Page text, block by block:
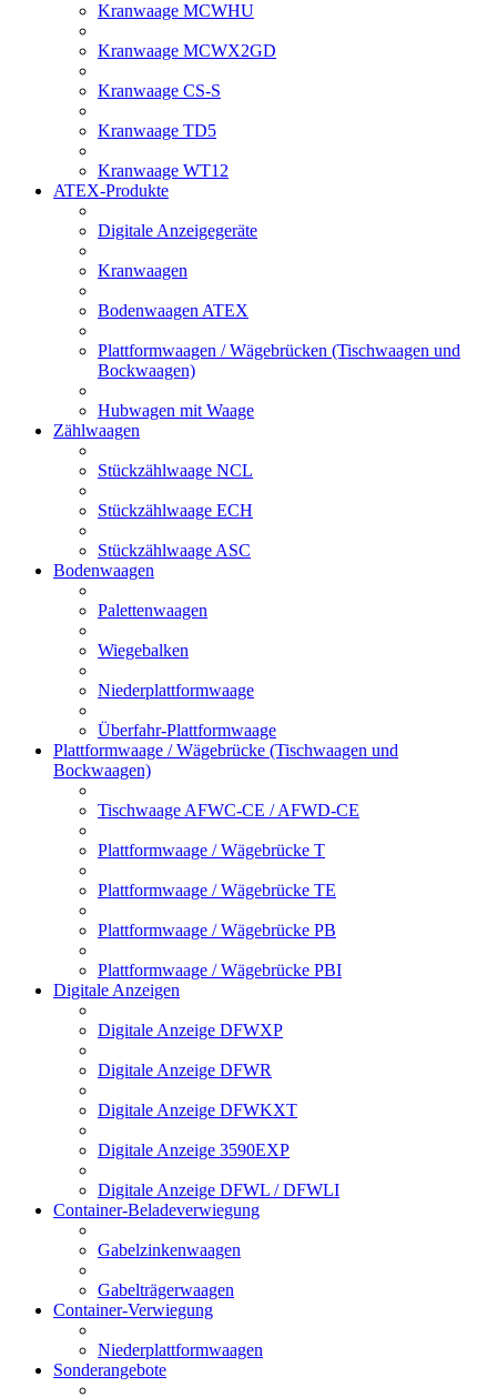
Kranwaage MCWHU
Kranwaage MCWX2GD
Kranwaage CS-S
Kranwaage TD5
Kranwaage WT12
ATEX-Produkte
Digitale Anzeigegeräte
Kranwaagen
Bodenwaagen ATEX
Plattformwaagen / Wägebrücken (Tischwaagen und
Bockwaagen)
Hubwagen mit Waage
Zählwaagen
Stückzählwaage NCL
Stückzählwaage ECH
Stückzählwaage ASC
Bodenwaagen
Palettenwaagen
Wiegebalken
Niederplattformwaage
Überfahr-Plattformwaage
Plattformwaage / Wägebrücke (Tischwaagen und
Bockwaagen)
Tischwaage AFWC-CE / AFWD-CE
Plattformwaage / Wägebrücke T
Plattformwaage / Wägebrücke TE
Plattformwaage / Wägebrücke PB
Plattformwaage / Wägebrücke PBI
Digitale Anzeigen
Digitale Anzeige DFWXP
Digitale Anzeige DFWR
Digitale Anzeige DFWKXT
Digitale Anzeige 3590EXP
Digitale Anzeige DFWL / DFWLI
Container-Beladeverwiegung
Gabelzinkenwaagen
Gabelträgerwaagen
Container-Verwiegung
Niederplattformwaagen
Sonderangebote